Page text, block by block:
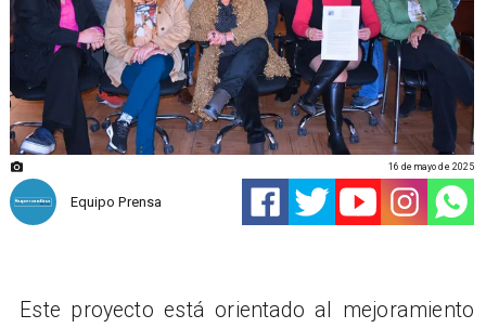
Equipo Prensa
16 de mayo de 2025
​ Este proyecto está orientado al mejoramiento